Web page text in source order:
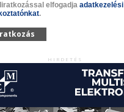
elfogadja adatkezelési
.
HIRDETÉS